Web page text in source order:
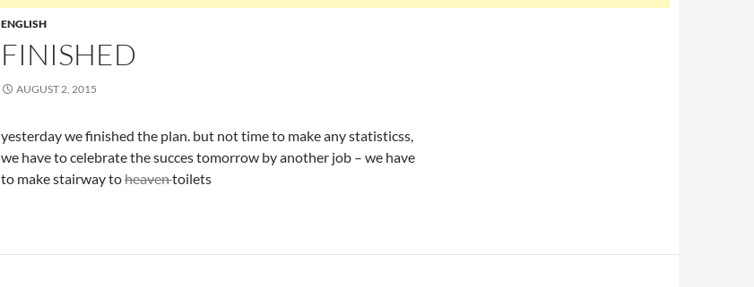
ENGLISH
FINISHED
AUGUST 2, 2015
yesterday we finished the plan. but not time to make any statisticss,
we have to celebrate the succes tomorrow by another job – we have
to make stairway toheaventoilets